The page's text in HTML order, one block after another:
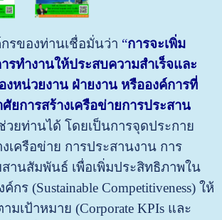
รของท่านเชื่อมั่นว่า “การจะเพิ่ม
รทำงานให้ประสบความสำเร็จและ
งหน่วยงาน ฝ่ายงาน หรือองค์การที่
ยการสร้างเครือข่ายการประสาน
ยท่านได้ โดยเป็นการจุดประกาย
เครือข่าย การประสานงาน การ
านสัมพันธ์ เพื่อเพิ่มประสิทธิภาพใน
กร (Sustainable Competitiveness) ให้
มเป้าหมาย (Corporate KPIs และ